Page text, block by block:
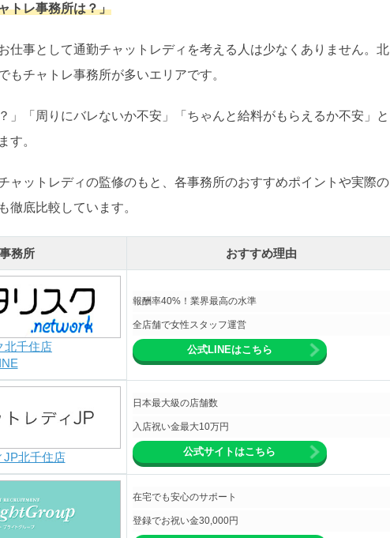
トレ事務所は？」
仕事として通勤チャットレディを考える人は少なくありません。北
もチャトレ事務所が多いエリアです。
」「周りにバレないか不安」「ちゃんと給料がもらえるか不安」と
す。
ャットレディの監修のもと、各事務所のおすすめポイントや実際の
徹底比較しています。
務所 おすすめ理由
北千住店
報酬率40%！業界最高の水準
全店舗で女性スタッフ運営
公式LINEはこちら
JP北千住店
日本最大級の店舗数
入店祝い金最大10万円
公式サイトはこちら
在宅でも安心のサポート
登録でお祝い金30,000円